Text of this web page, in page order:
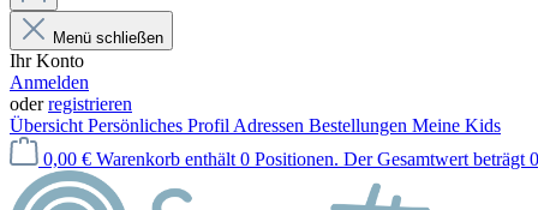
Menü schließen
Ihr Konto
Anmelden
oderregistrieren
Übersicht Persönliches Profil Adressen Bestellungen Meine Kids
0,00 € Warenkorb enthält 0 Positionen. Der Gesamtwert beträgt